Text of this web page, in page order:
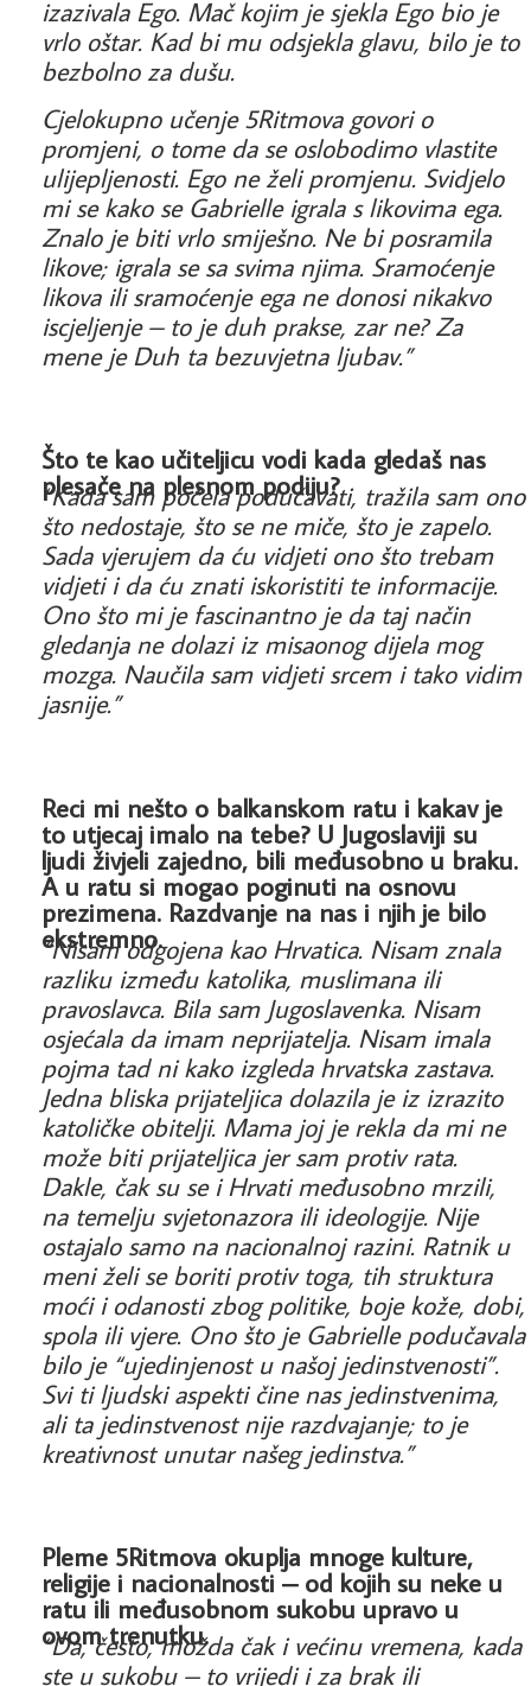
izazivala Ego. Mač kojim je sjekla Ego bio je
vrlo oštar. Kad bi mu odsjekla glavu, bilo je to
bezbolno za dušu.
Cjelokupno učenje 5Ritmova govori o
promjeni, o tome da se oslobodimo vlastite
ulijepljenosti. Ego ne želi promjenu. Svidjelo
mi se kako se Gabrielle igrala s likovima ega.
Znalo je biti vrlo smiješno. Ne bi posramila
likove; igrala se sa svima njima. Sramoćenje
likova ili sramoćenje ega ne donosi nikakvo
iscjeljenje – to je duh prakse, zar ne? Za
mene je Duh ta bezuvjetna ljubav.”
Što te kao učiteljicu vodi kada gledaš nas
plesače na plesnom podiju?
“Kada sam počela podučavati, tražila sam ono
što nedostaje, što se ne miče, što je zapelo.
Sada vjerujem da ću vidjeti ono što trebam
vidjeti i da ću znati iskoristiti te informacije.
Ono što mi je fascinantno je da taj način
gledanja ne dolazi iz misaonog dijela mog
mozga. Naučila sam vidjeti srcem i tako vidim
jasnije.”
Reci mi nešto o balkanskom ratu i kakav je
to utjecaj imalo na tebe? U Jugoslaviji su
ljudi živjeli zajedno, bili međusobno u braku.
A u ratu si mogao poginuti na osnovu
prezimena. Razdvanje na nas i njih je bilo
ekstremno.
“Nisam odgojena kao Hrvatica. Nisam znala
razliku između katolika, muslimana ili
pravoslavca. Bila sam Jugoslavenka. Nisam
osjećala da imam neprijatelja. Nisam imala
pojma tad ni kako izgleda hrvatska zastava.
Jedna bliska prijateljica dolazila je iz izrazito
katoličke obitelji. Mama joj je rekla da mi ne
može biti prijateljica jer sam protiv rata.
Dakle, čak su se i Hrvati međusobno mrzili,
na temelju svjetonazora ili ideologije. Nije
ostajalo samo na nacionalnoj razini. Ratnik u
meni želi se boriti protiv toga, tih struktura
moći i odanosti zbog politike, boje kože, dobi,
spola ili vjere. Ono što je Gabrielle podučavala
bilo je “ujedinjenost u našoj jedinstvenosti”.
Svi ti ljudski aspekti čine nas jedinstvenima,
ali ta jedinstvenost nije razdvajanje; to je
kreativnost unutar našeg jedinstva.”
Pleme 5Ritmova okuplja mnoge kulture,
religije i nacionalnosti – od kojih su neke u
ratu ili međusobnom sukobu upravo u
ovom trenutku.
“Da, često, možda čak i većinu vremena, kada
ste u sukobu – to vrijedi i za brak ili